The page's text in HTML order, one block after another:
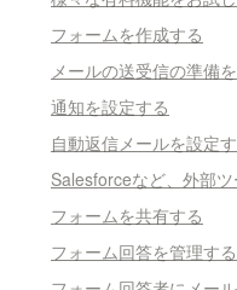
フォームを作成する
メールの送受信の準備
通知を設定する
自動返信メールを設定
Salesforceなど、外部
フォームを共有する
フォーム回答を管理する